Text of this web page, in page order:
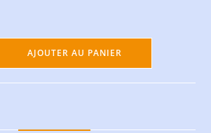
AJOUTER AU PANIER